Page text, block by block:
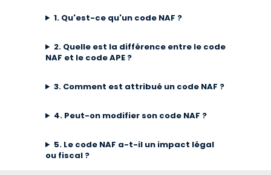
1. Qu'est-ce qu'un code NAF ?
2. Quelle est la différence entre le code
NAF et le code APE ?
3. Comment est attribué un code NAF ?
4. Peut-on modifier son code NAF ?
5. Le code NAF a-t-il un impact légal
ou fiscal ?